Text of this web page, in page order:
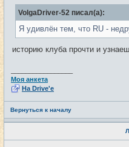
VolgaDriver-52 писал(а):
Я удивлён тем, что RU -
историю клуба прочти и
Моя анкета
На Drive'e
Вернуться к началу